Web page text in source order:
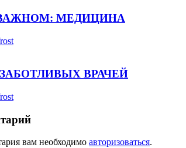
МЕДИЦИНА
ВРАЧЕЙ
вам необходимо авторизоваться.